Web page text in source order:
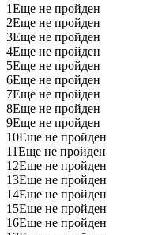
1Еще не пройден
2Еще не пройден
3Еще не пройден
4Еще не пройден
5Еще не пройден
6Еще не пройден
7Еще не пройден
8Еще не пройден
9Еще не пройден
10Еще не пройден
11Еще не пройден
12Еще не пройден
13Еще не пройден
14Еще не пройден
15Еще не пройден
16Еще не пройден